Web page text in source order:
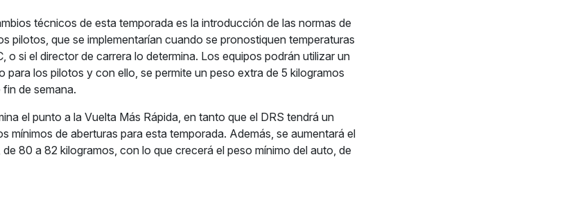
técnicos de esta temporada es la introducción de las normas de
pilotos, que se implementarían cuando se pronostiquen temperaturas
o si el director de carrera lo determina. Los equipos podrán utilizar un
para los pilotos y con ello, se permite un peso extra de 5 kilogramos
de semana.
el punto a la Vuelta Más Rápida, en tanto que el DRS tendrá un
mínimos de aberturas para esta temporada. Además, se aumentará el
80 a 82 kilogramos, con lo que crecerá el peso mínimo del auto, de